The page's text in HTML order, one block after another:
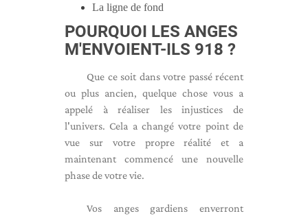
La ligne de fond
POURQUOI LES ANGES
M'ENVOIENT-ILS 918 ?
Que ce soit dans votre passé récent
ou plus ancien, quelque chose vous a
appelé à réaliser les injustices de
l'univers. Cela a changé votre point de
vue sur votre propre réalité et a
maintenant commencé une nouvelle
phase de votre vie.
Vos anges gardiens enverront